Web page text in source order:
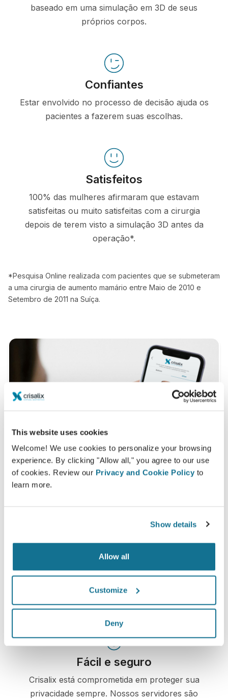
This website uses cookies
Welcome! We use cookies to personalize your browsing
experience. By clicking "Allow all," you agree to our use
of cookies. Review our Privacy and Cookie Policy to
learn more.
Show details
Allow all
Customize
Deny
baseado em uma simulação em 3D de seus
próprios corpos.
Confiantes
Estar envolvido no processo de decisão ajuda os
pacientes a fazerem suas escolhas.
Satisfeitos
100% das mulheres afirmaram que estavam
satisfeitas ou muito satisfeitas com a cirurgia
depois de terem visto a simulação 3D antes da
operação*.
*Pesquisa Online realizada com pacientes que se submeteram
a uma cirurgia de aumento mamário entre Maio de 2010 e
Setembro de 2011 na Suíça.
Dra. Denise Torejane, é
possível pedir acesso e também compartilhar com
seus amigos e familiares e ter opiniões.
Veja sua simulação agora!
Fácil e seguro
Crisalix está comprometida em proteger sua
privacidade sempre. Nossos servidores são